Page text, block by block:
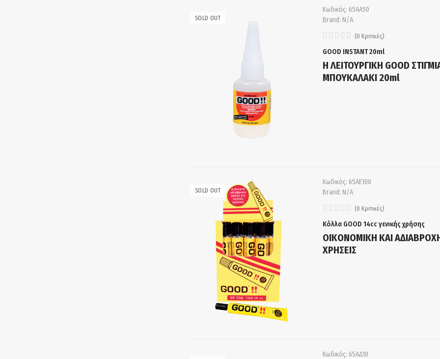
SOLD OUT
Κωδικός: 65ΑΑ50
Brand: N/A
(0 Κριτικές)
GOOD INSTANT 20ml
Η ΛΕΙΤΟΥΡΓΙΚΗ GOOD
ΜΠΟΥΚΑΛΑΚΙ 20ml
SOLD OUT
Κωδικός: 65ΑE100
Brand: N/A
(0 Κριτικές)
Κόλλα GOOD 14cc γενικής χρήσης
ΟΙΚΟΝΟΜΙΚΗ ΚΑΙ
ΧΡΗΣΕΙΣ
Κωδικός: 65ΑΔ10